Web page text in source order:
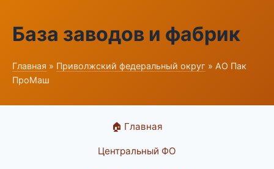
База заводов и фабрик
Главная » Приволжский федеральный округ » АО Пак
ПроМаш
🏠 Главная
Центральный ФО